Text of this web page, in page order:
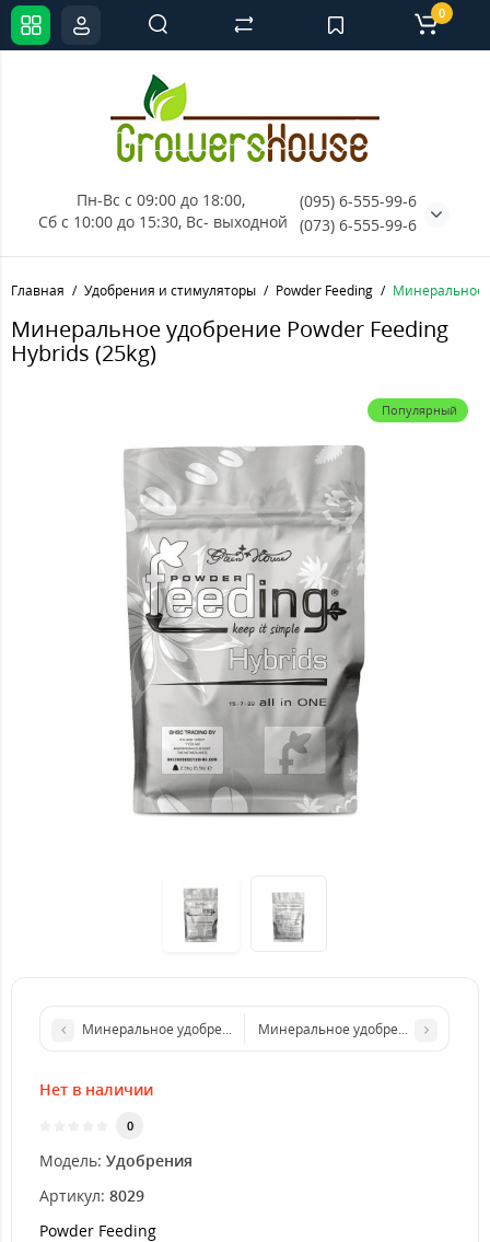
Пн-Вс с 09:00 до 18:00,
Сб с 10:00 до 15:30, Вс- выходной
(095) 6-555-99-6
(073) 6-555-99-6
0
Главная Удобрения и стимуляторы Powder Feeding Минеральное
Минеральное удобрение Powder Feeding
Hybrids (25kg)
Популярный
Минеральное удобрение Powder Feeding Hybrids (2.5kg)
Минеральное удобрение Powder
Нет в наличии
0
Модель: Удобрения
Артикул: 8029
Powder Feeding